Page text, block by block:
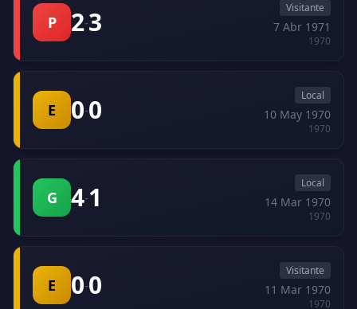
P 2-3 Visitante
7 Abr 1971
1970
E 0-0 Local
10 May 1970
1970
G 4-1 Local
14 Mar 1970
1970
E 0-0 Visitante
11 Mar 1970
1970